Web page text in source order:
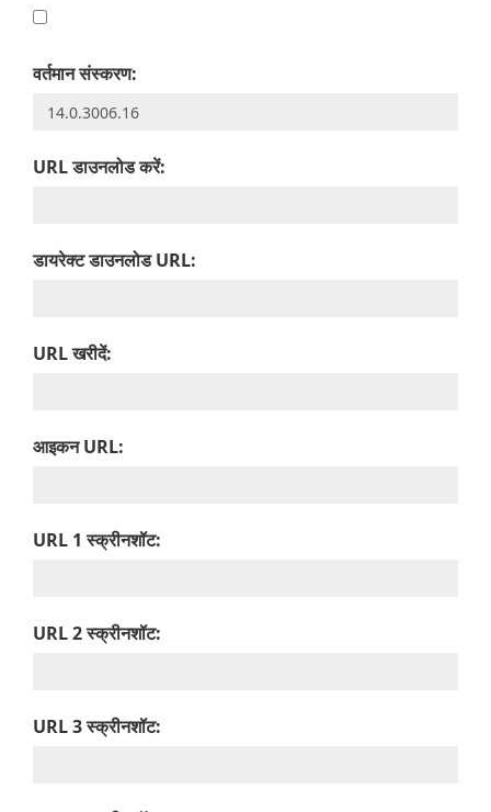
वर्तमान संस्करण:
URL डाउनलोड करें:
डायरेक्ट डाउनलोड URL:
URL खरीदें:
आइकन URL:
URL 1 स्क्रीनशॉट:
URL 2 स्क्रीनशॉट:
URL 3 स्क्रीनशॉट: